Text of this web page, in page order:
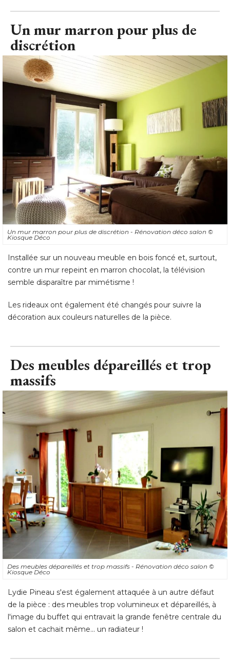
Un mur marron pour plus de
discrétion
Un mur marron pour plus de discrétion - Rénovation déco salon ©
Kiosque Déco
Installée sur un nouveau meuble en bois foncé et, surtout,
contre un mur repeint en marron chocolat, la télévision
semble disparaître par mimétisme !
Les rideaux ont également été changés pour suivre la
décoration aux couleurs naturelles de la pièce.
Des meubles dépareillés et trop
massifs
Des meubles dépareillés et trop massifs - Rénovation déco salon ©
Kiosque Déco
Lydie Pineau s'est également attaquée à un autre défaut
de la pièce : des meubles trop volumineux et dépareillés, à
l'image du buffet qui entravait la grande fenêtre centrale du
salon et cachait même... un radiateur !